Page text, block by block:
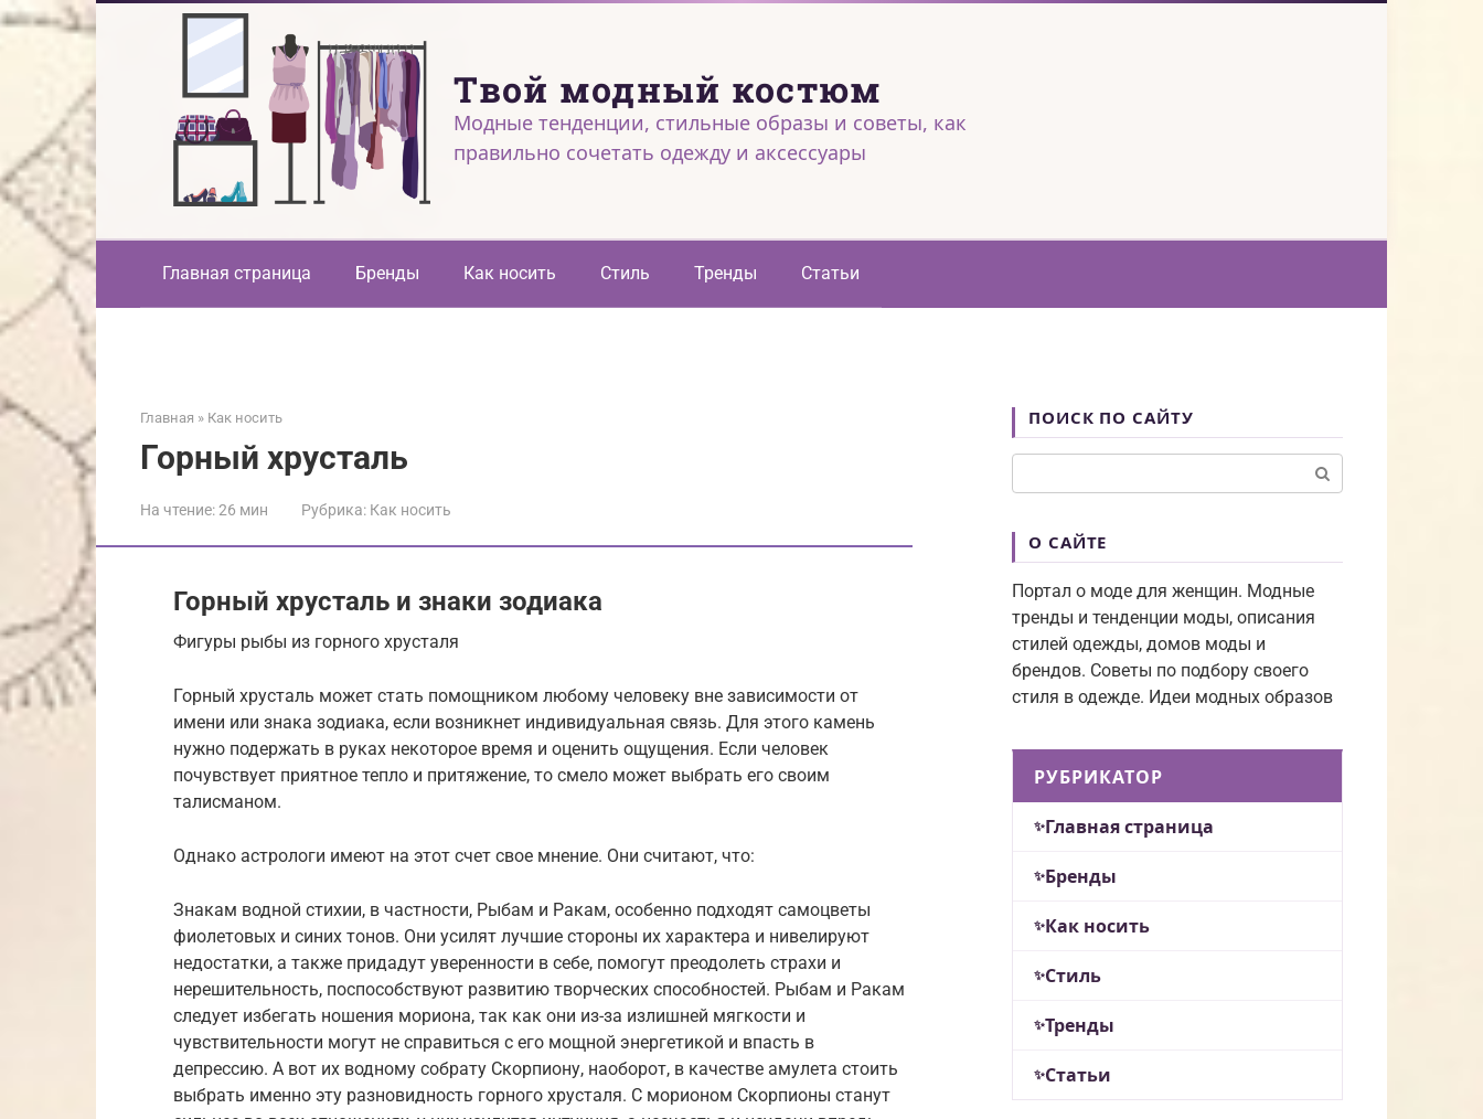
Перейти
Твой модный костюм
Модные тенденции, стильные образы и советы, как
правильно сочетать одежду и аксессуары
Главная страница Бренды Как носить Стиль Тренды Статьи
Главная » Как носить
Горный хрусталь
На чтение:26 мин Рубрика: Как носить
Горный хрусталь и знаки зодиака
Фигуры рыбы из горного хрусталя
Горный хрусталь может стать помощником любому человеку вне зависимости от
имени или знака зодиака, если возникнет индивидуальная связь. Для этого камень
нужно подержать в руках некоторое время и оценить ощущения. Если человек
почувствует приятное тепло и притяжение, то смело может выбрать его своим
талисманом.
Однако астрологи имеют на этот счет свое мнение. Они считают, что:
Знакам водной стихии, в частности, Рыбам и Ракам, особенно подходят самоцветы
фиолетовых и синих тонов. Они усилят лучшие стороны их характера и нивелируют
недостатки, а также придадут уверенности в себе, помогут преодолеть страхи и
нерешительность, поспособствуют развитию творческих способностей. Рыбам и Ракам
следует избегать ношения мориона, так как они из-за излишней мягкости и
чувствительности могут не справиться с его мощной энергетикой и впасть в
депрессию. А вот их водному собрату Скорпиону, наоборот, в качестве амулета стоить
выбрать именно эту разновидность горного хрусталя. С морионом Скорпионы станут
ПОИСК ПО САЙТУ
О САЙТЕ
Портал о моде для женщин. Модные
тренды и тенденции моды, описания
стилей одежды, домов моды и
брендов. Советы по подбору своего
стиля в одежде. Идеи модных образов
РУБРИКАТОР
Главная страница
Бренды
Как носить
Стиль
Тренды
Статьи